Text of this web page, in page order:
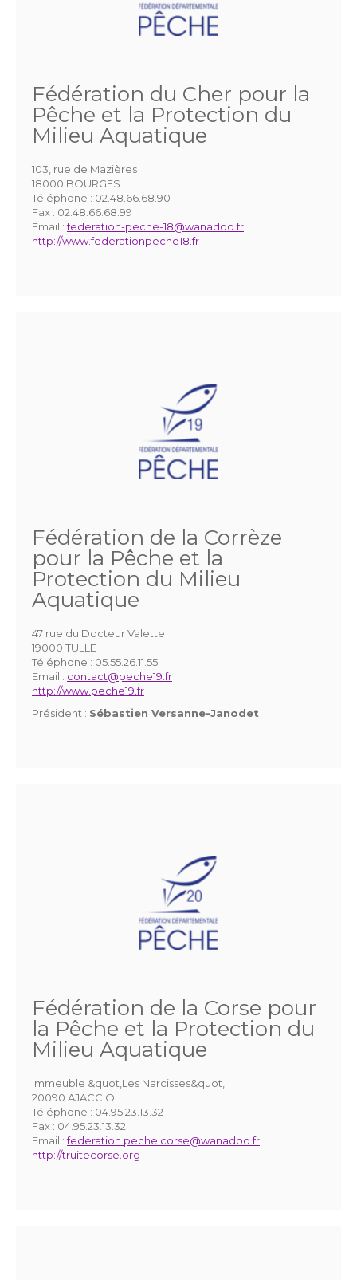
Fédération du Cher pour la
Pêche et la Protection du
Milieu Aquatique
103, rue de Mazières
18000 BOURGES
Téléphone : 02.48.66.68.90
Fax : 02.48.66.68.99
Email :federation-peche-18@wanadoo.fr
http://www.federationpeche18.fr
Fédération de la Corrèze
pour la Pêche et la
Protection du Milieu
Aquatique
47 rue du Docteur Valette
19000 TULLE
Téléphone : 05.55.26.11.55
Email : contact@peche19.fr
http://www.peche19.fr
Président : Sébastien Versanne-Janodet
Fédération de la Corse pour
la Pêche et la Protection du
Milieu Aquatique
Immeuble &quot,Les Narcisses&quot,
20090 AJACCIO
Téléphone : 04.95.23.13.32
Fax : 04.95.23.13.32
Email :federation.peche.corse@wanadoo.fr
http://truitecorse.org